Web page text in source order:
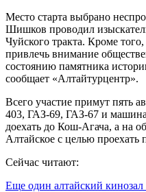
Место старта выбрано
Шишков проводил
Чуйского тракта. Кроме
привлечь внимание
состоянию памятника
сообщает «Алтайтурцентр».
Всего участие примут пять
403, ГАЗ-69, ГАЗ-67 и
доехать до Кош-Агача, а на
Алтайское с целью проехать
Сейчас читают:
Еще один алтайский